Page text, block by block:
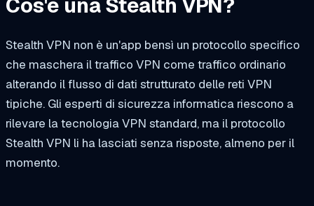
Cos'è una Stealth VPN?
Stealth VPN non è un'app bensì un protocollo specifico
che maschera il traffico VPN come traffico ordinario
alterando il flusso di dati strutturato delle reti VPN
tipiche. Gli esperti di sicurezza informatica riescono a
rilevare la tecnologia VPN standard, ma il protocollo
Stealth VPN li ha lasciati senza risposte, almeno per il
momento.